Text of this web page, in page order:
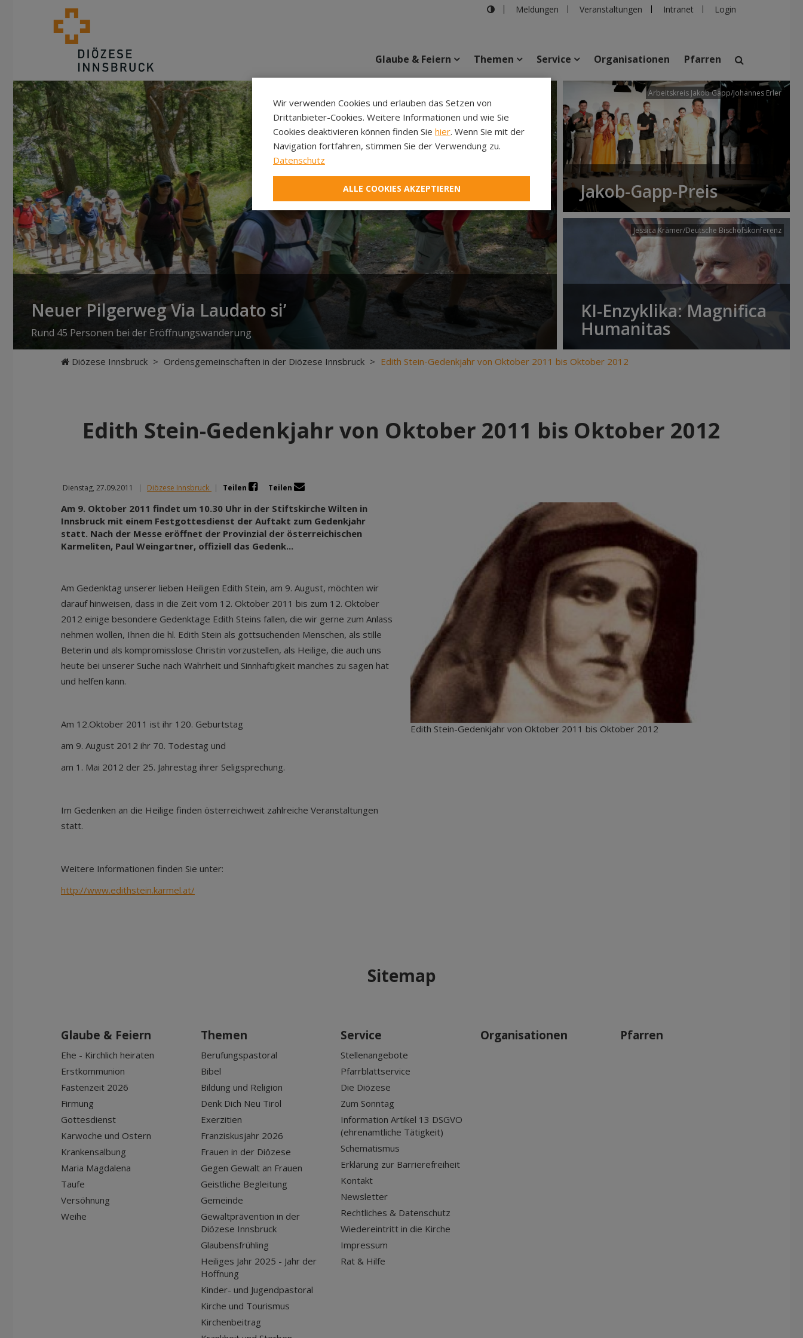
Meldungen Veranstaltungen Intranet Login
suchen
Veranstaltungen Personen Pfarren Einrichtungen
Glaube & Feiern Themen Service Organisationen Pfarren
Neuer Pilgerweg Via Laudato si’
Rund 45 Personen bei der Eröffnungswanderung
Arbeitskreis Jakob Gapp/Johannes Erler
Jakob-Gapp-Preis
Jessica Krämer/Deutsche Bischofskonferenz
KI-Enzyklika: Magnifica
Humanitas
Diözese Innsbruck > Ordensgemeinschaften in der Diözese Innsbruck > Edith Stein-Gedenkjahr von Oktober 2011 bis Oktober 2012
Edith Stein-Gedenkjahr von Oktober 2011 bis Oktober 2012
Dienstag, 27.09.2011 | Diözese Innsbruck | Teilen Teilen
Am 9. Oktober 2011 findet um 10.30 Uhr in der Stiftskirche Wilten in
Innsbruck mit einem Festgottesdienst der Auftakt zum Gedenkjahr
statt. Nach der Messe eröffnet der Provinzial der österreichischen
Karmeliten, Paul Weingartner, offiziell das Gedenk...
Am Gedenktag unserer lieben Heiligen Edith Stein, am 9. August, möchten wir
darauf hinweisen, dass in die Zeit vom 12. Oktober 2011 bis zum 12. Oktober
2012 einige besondere Gedenktage Edith Steins fallen, die wir gerne zum Anlass
nehmen wollen, Ihnen die hl. Edith Stein als gottsuchenden Menschen, als stille
Beterin und als kompromisslose Christin vorzustellen, als Heilige, die auch uns
heute bei unserer Suche nach Wahrheit und Sinnhaftigkeit manches zu sagen hat
und helfen kann.
Am 12.Oktober 2011 ist ihr 120. Geburtstag
am 9. August 2012 ihr 70. Todestag und
am 1. Mai 2012 der 25. Jahrestag ihrer Seligsprechung.
Im Gedenken an die Heilige finden österreichweit zahlreiche Veranstaltungen
statt.
Weitere Informationen finden Sie unter:
http://www.edithstein.karmel.at/
Edith Stein-Gedenkjahr von Oktober 2011 bis Oktober 2012
Sitemap
Glaube & Feiern
Ehe - Kirchlich heiraten
Erstkommunion
Fastenzeit 2026
Firmung
Gottesdienst
Karwoche und Ostern
Krankensalbung
Maria Magdalena
Taufe
Versöhnung
Weihe
Themen
Berufungspastoral
Bibel
Bildung und Religion
Denk Dich Neu Tirol
Exerzitien
Franziskusjahr 2026
Frauen in der Diözese
Gegen Gewalt an Frauen
Geistliche Begleitung
Gemeinde
Gewaltprävention in der
Diözese Innsbruck
Glaubensfrühling
Heiliges Jahr 2025 - Jahr der
Hoffnung
Kinder- und Jugendpastoral
Kirche und Tourismus
Kirchenbeitrag
Service
Stellenangebote
Pfarrblattservice
Die Diözese
Zum Sonntag
Information Artikel 13 DSGVO
(ehrenamtliche Tätigkeit)
Schematismus
Erklärung zur Barrierefreiheit
Kontakt
Newsletter
Rechtliches & Datenschutz
Wiedereintritt in die Kirche
Impressum
Rat & Hilfe
Organisationen Pfarren
Wir verwenden Cookies und erlauben das Setzen von
Drittanbieter-Cookies. Weitere Informationen und wie Sie
Cookies deaktivieren können finden Sie hier. Wenn Sie mit der
Navigation fortfahren, stimmen Sie der Verwendung zu.
Datenschutz
ALLE COOKIES AKZEPTIEREN